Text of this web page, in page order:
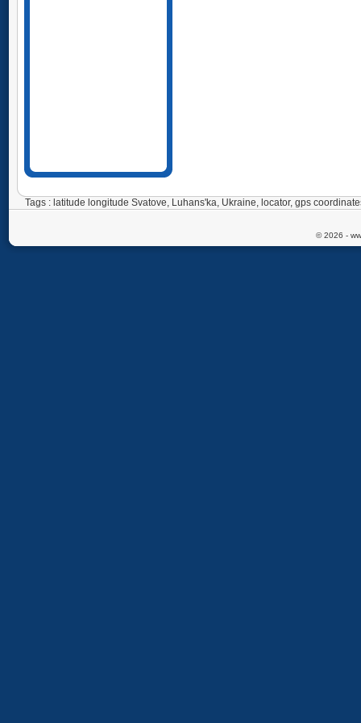
Tags : latitude longitude Svatove, Luhans'ka, Ukraine, locator, gps
© 2026 -